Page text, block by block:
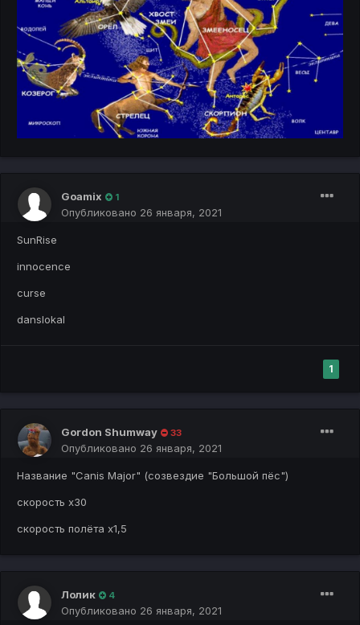
Goamix 1
Опубликовано 26 января, 2021
SunRise
innocence
curse
danslokal
1
Gоrdon Shumway 33
Опубликовано 26 января, 2021
Название "Canis Major" (созвездие "Большой пёс")
скорость х30
скорость полёта х1,5
Лолик 4
Опубликовано 26 января, 2021